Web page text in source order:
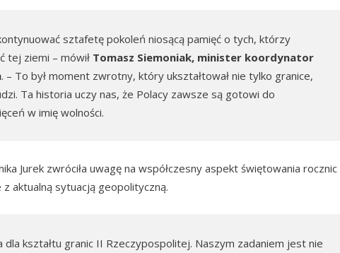
sztafetę pokoleń niosącą pamięć o tych, którzy
tej ziemi – mówił Tomasz Siemoniak, minister koordynator
. – To był moment zwrotny, który ukształtował nie tylko granice,
Ta historia uczy nas, że Polacy zawsze są gotowi do
w imię wolności.
Jurek zwróciła uwagę na współczesny aspekt świętowania rocznic
z aktualną sytuacją geopolityczną.
dla kształtu granic II Rzeczypospolitej. Naszym zadaniem jest nie